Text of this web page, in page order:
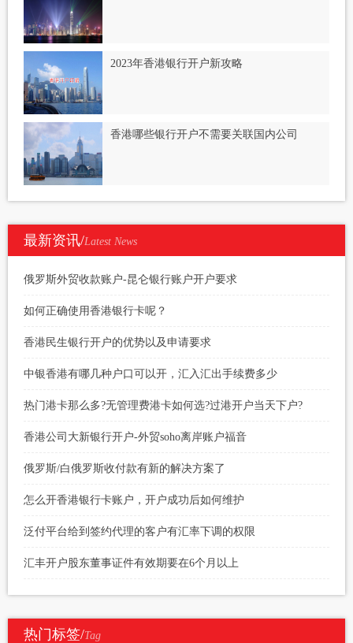
2023年香港银行开户新攻略
香港哪些银行开户不需要关联国内公司
最新资讯/Latest News
俄罗斯外贸收款账户-昆仑银行账户开户要求
如何正确使用香港银行卡呢？
香港民生银行开户的优势以及申请要求
中银香港有哪几种户口可以开，汇入汇出手续费多少
热门港卡那么多?无管理费港卡如何选?过港开户当天下户?
香港公司大新银行开户-外贸soho离岸账户福音
俄罗斯/白俄罗斯收付款有新的解决方案了
怎么开香港银行卡账户，开户成功后如何维护
泛付平台给到签约代理的客户有汇率下调的权限
汇丰开户股东董事证件有效期要在6个月以上
热门标签/Tag